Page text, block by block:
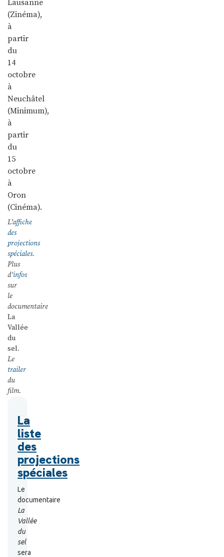
Lausanne
(Zinéma),
à
partir
du
14
octobre
à
Neuchâtel
(Minimum),
à
partir
du
15
octobre
à
Oron
(Cinéma).
L’affiche
des
projections
spéciales.
Plus
d’infos
sur
le
documentaire
La
Vallée
du
sel.
Le
trailer
du
film.
La
liste
des
projections
spéciales
Le
documentaire
La
Vallée
du
sel
sera